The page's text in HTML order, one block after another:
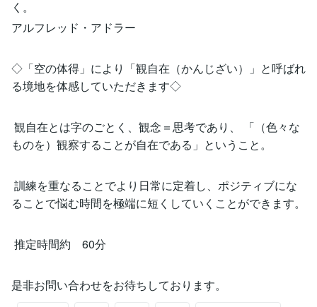
く。
アルフレッド・アドラー
◇「空の体得」により「観自在（かんじざい）」と呼ばれ
る境地を体感していただきます◇
観自在とは字のごとく、観念＝思考であり、 「（色々な
ものを）観察することが自在である」ということ。
訓練を重なることでより日常に定着し、ポジティブにな
ることで悩む時間を極端に短くしていくことができます。
推定時間約 60分
是非お問い合わせをお待ちしております。